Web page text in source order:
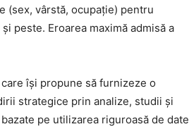
(sex, vârstă, ocupație) pentru
peste. Eroarea maximă admisă a
își propune să furnizeze o
strategice prin analize, studii și
pe utilizarea riguroasă de date